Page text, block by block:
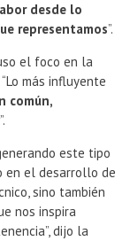
desde lo
representamos”.
el foco en la
más influyente
común,
”.
este tipo
en el desarrollo de
sino también
nos inspira
dijo la